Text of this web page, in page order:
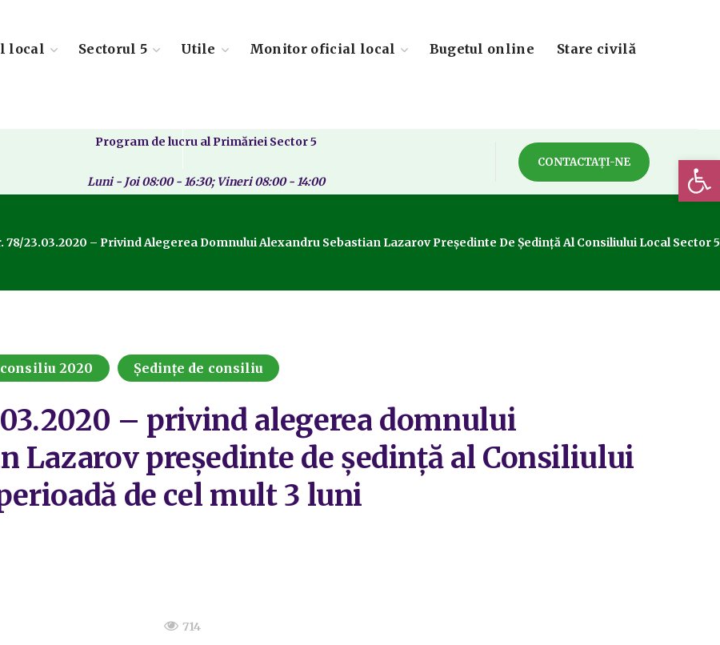
local Sectorul 5 Utile Monitor oficial local Bugetul online Stare civilă
Program de lucru al Primăriei Sector 5
Luni - Joi 08:00 - 16:30; Vineri 08:00 - 14:00
CONTACTAȚI-NE
78/23.03.2020 – Privind Alegerea Domnului Alexandru Sebastian Lazarov Președinte De Ședință Al Consiliului Local Sector
2020 Ședințe de consiliu
– privind alegerea domnului
Lazarov președinte de ședință al Consiliului
de cel mult 3 luni
714